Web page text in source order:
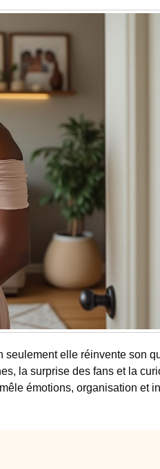
seulement elle réinvente son
la surprise des fans et la
émotions, organisation et